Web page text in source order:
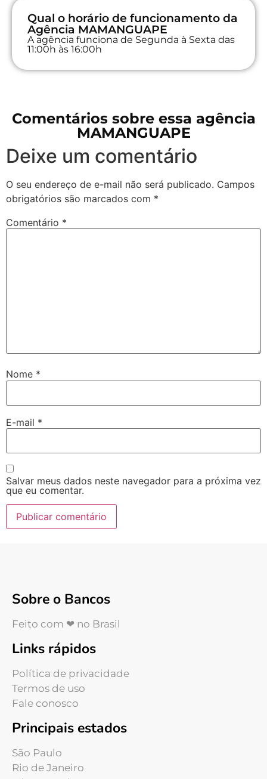
Qual o horário de funcionamento da
Agência MAMANGUAPE
A agência funciona de Segunda à Sexta das
11:00h às 16:00h
Comentários sobre essa agência
MAMANGUAPE
Deixe um comentário
O seu endereço de e-mail não será publicado. Campos
obrigatórios são marcados com *
Comentário *
Nome *
E-mail *
Salvar meus dados neste navegador para a próxima vez
que eu comentar.
Sobre o Bancos
Feito com ❤ no Brasil
Links rápidos
Política de privacidade
Termos de uso
Fale conosco
Principais estados
São Paulo
Rio de Janeiro